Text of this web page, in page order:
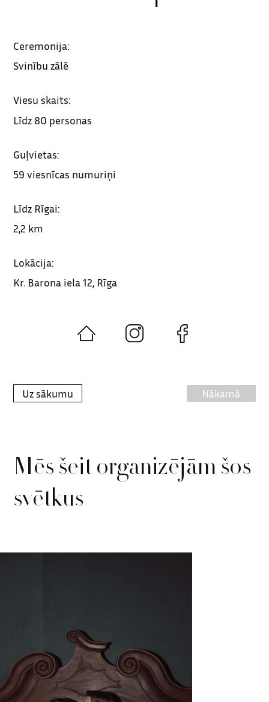
Kr. Barona iela 12, Rīga
Lokācija:
2,2 km
Līdz Rīgai:
59 viesnīcas numuriņi
Guļvietas:
Līdz 80 personas
Viesu skaits:
Svinību zālē
Ceremonija:
Nākamā
Uz sākumu
Mēs šeit organizējām šos
svētkus